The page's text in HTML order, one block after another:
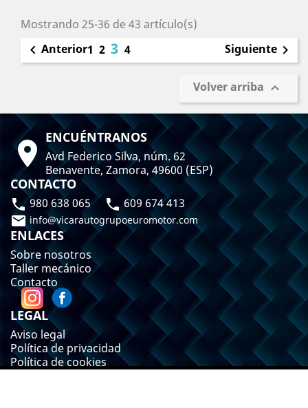
Mostrando 25-36 de 43 artículo(s)
 Anterior1 2 3 4 Siguiente 
Volver arriba 
 ENCUÉNTRANOS
Avd Federico Silva, núm. 62
Benavente, Zamora, 49600 (ESP)
CONTACTO
980 638 065  609 674 413
 info@vicarautogrupoeuromotor.com
ENLACES
Sobre nosotros
Taller mecánico
Contacto
LEGAL
Aviso legal
Política de privacidad
Política de cookies